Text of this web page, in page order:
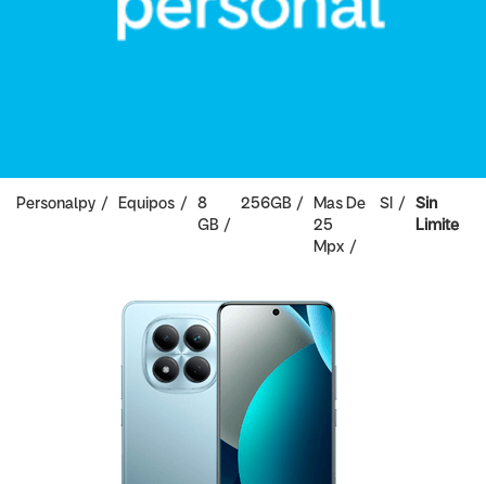
Personalpy Equipos
8
GB
256GB
Mas De
25
Mpx
SI
Sin
Limite